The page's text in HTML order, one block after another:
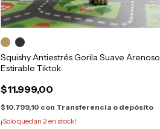
Squishy Antiestrés Gorila Suave Arenoso
Estirable Tiktok
$11.999,00
$10.799,10 con Transferencia o depósito
¡Solo quedan 2en stock!